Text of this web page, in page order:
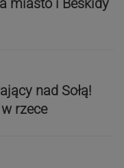
miasto i Beskidy
nad Sołą!
rzece